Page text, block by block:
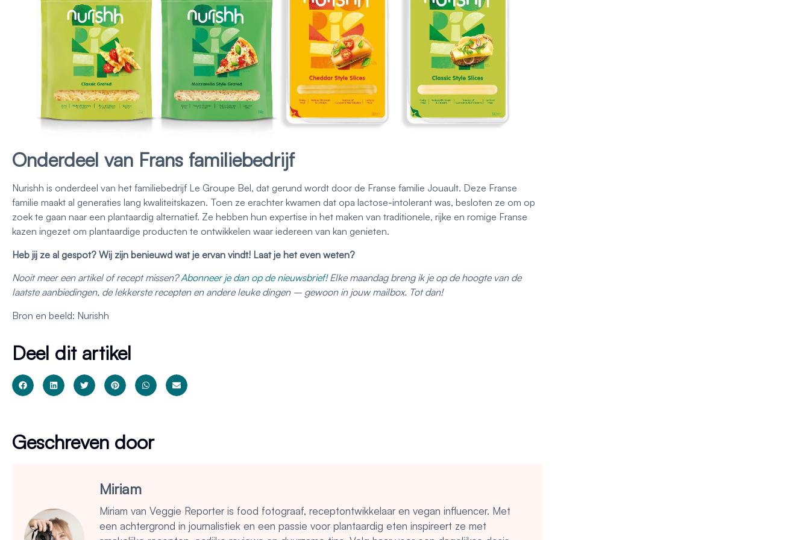
Onderdeel van Frans familiebedrijf
Nurishh is onderdeel van het familiebedrijf Le Groupe Bel, dat gerund wordt door de Franse familie Jouault. Deze Franse
familie maakt al generaties lang kwaliteitskazen. Toen ze erachter kwamen dat opa lactose-intolerant was, besloten ze om op
zoek te gaan naar een plantaardig alternatief. Ze hebben hun expertise in het maken van traditionele, rijke en romige Franse
kazen ingezet om plantaardige producten te ontwikkelen waar iedereen van kan genieten.
Heb jij ze al gespot? Wij zijn benieuwd wat je ervan vindt! Laat je het even weten?
Nooit meer een artikel of recept missen?Abonneer je dan op de nieuwsbrief!Elke maandag breng ik je op de hoogte van de
laatste aanbiedingen, de lekkerste recepten en andere leuke dingen – gewoon in jouw mailbox. Tot dan!
Bron en beeld: Nurishh
Deel dit artikel
Geschreven door
Miriam
Miriam van Veggie Reporter is food fotograaf, receptontwikkelaar en vegan influencer. Met
een achtergrond in journalistiek en een passie voor plantaardig eten inspireert ze met